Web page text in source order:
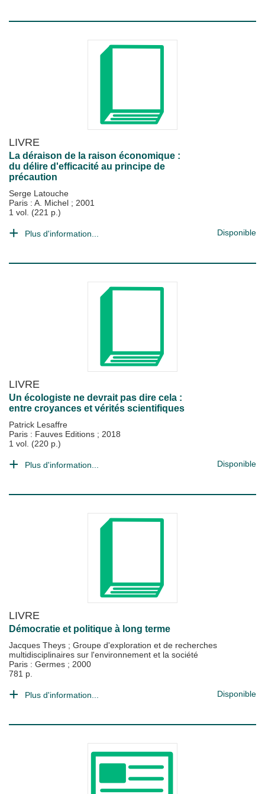
LIVRE
La déraison de la raison économique :
du délire d'efficacité au principe de
précaution
Serge Latouche
Paris : A. Michel ; 2001
1 vol. (221 p.)
Plus d'information... Disponible
LIVRE
Un écologiste ne devrait pas dire cela :
entre croyances et vérités scientifiques
Patrick Lesaffre
Paris : Fauves Editions ; 2018
1 vol. (220 p.)
Plus d'information... Disponible
LIVRE
Démocratie et politique à long terme
Jacques Theys ; Groupe d'exploration et de recherches
multidisciplinaires sur l'environnement et la société
Paris : Germes ; 2000
781 p.
Plus d'information... Disponible